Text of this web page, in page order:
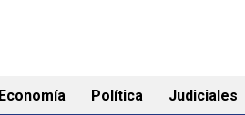
Economía Política Judiciales